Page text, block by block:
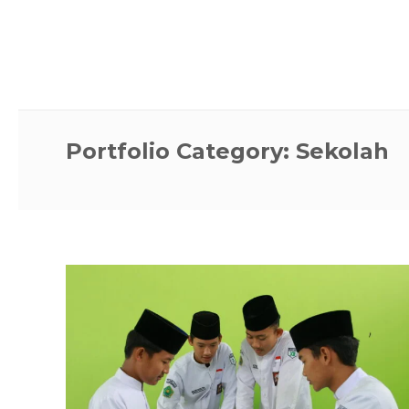
Portfolio Category: Sekolah